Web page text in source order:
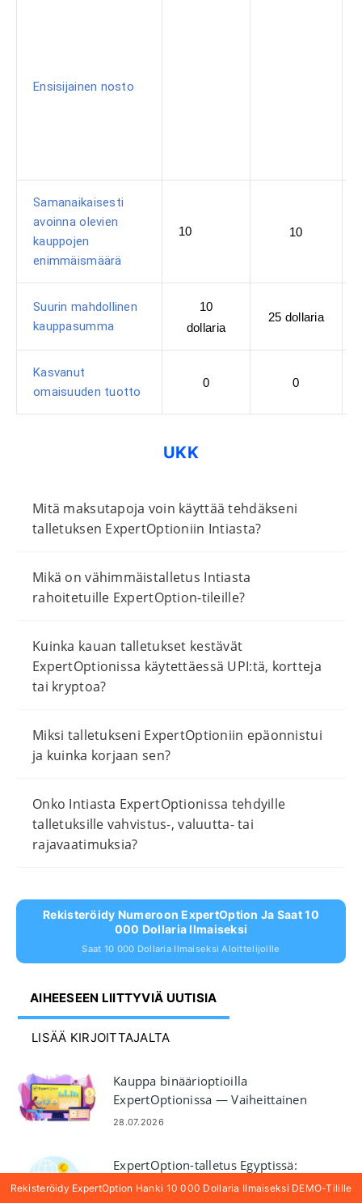
Ensisijainen nosto
Samanaikaisesti
avoinna olevien
kauppojen
enimmäismäärä
10 10
Suurin mahdollinen
kauppasumma
10
dollaria
25 dollaria
Kasvanut
omaisuuden tuotto
0 0
UKK
Mitä maksutapoja voin käyttää tehdäkseni
talletuksen ExpertOptioniin Intiasta?
Mikä on vähimmäistalletus Intiasta
rahoitetuille ExpertOption-tileille?
Kuinka kauan talletukset kestävät
ExpertOptionissa käytettäessä UPI:tä, kortteja
tai kryptoa?
Miksi talletukseni ExpertOptioniin epäonnistui
ja kuinka korjaan sen?
Onko Intiasta ExpertOptionissa tehdyille
talletuksille vahvistus-, valuutta- tai
rajavaatimuksia?
Rekisteröidy Numeroon ExpertOption Ja Saat 10
000 Dollaria Ilmaiseksi
Saat 10 000 Dollaria Ilmaiseksi Aloittelijoille
AIHEESEEN LIITTYVIÄ UUTISIA
LISÄÄ KIRJOITTAJALTA
Kauppa binäärioptioilla
ExpertOptionissa — Vaiheittainen
kaupankäyntiopas
28.07.2026
ExpertOption-talletus Egyptissä:
Visa/Mastercard, E-maksut ja
Rekisteröidy ExpertOption Hanki 10 000 Dollaria Ilmaiseksi DEMO-Tilille